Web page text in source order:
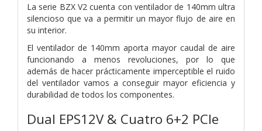
La serie BZX V2 cuenta con ventilador de 140mm ultra
silencioso que va a permitir un mayor flujo de aire en
su interior.
El ventilador de 140mm aporta mayor caudal de aire
funcionando a menos revoluciones, por lo que
además de hacer prácticamente imperceptible el ruido
del ventilador vamos a conseguir mayor eficiencia y
durabilidad de todos los componentes.
Dual EPS12V & Cuatro 6+2 PCIe